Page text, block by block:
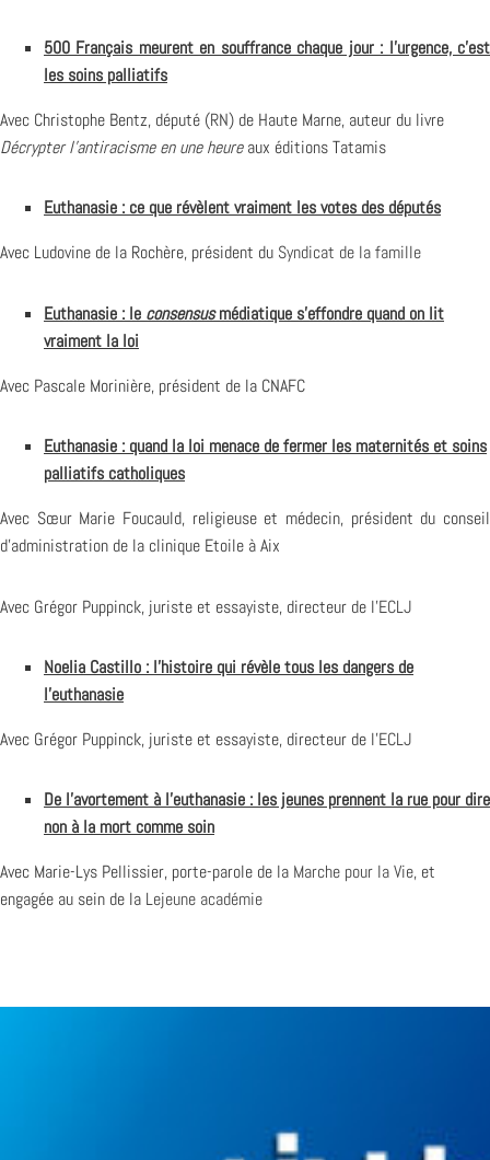
500 Français meurent en souffrance chaque jour : l’urgence, c’est
les soins palliatifs
Avec Christophe Bentz, député (RN) de Haute Marne, auteur du livre
Décrypter l’antiracisme en une heureaux éditions Tatamis
Euthanasie : ce que révèlent vraiment les votes des députés
Avec Ludovine de la Rochère, président du Syndicat de la famille
Euthanasie : le consensusmédiatique s’effondre quand on lit
vraiment la loi
Avec Pascale Morinière, président de la CNAFC
Euthanasie : quand la loi menace de fermer les maternités et soins
palliatifs catholiques
Avec Sœur Marie Foucauld, religieuse et médecin, président du conseil
d’administration de la clinique Etoile à Aix
Avec Grégor Puppinck, juriste et essayiste, directeur de l’ECLJ
Noelia Castillo : l’histoire qui révèle tous les dangers de
l’euthanasie
Avec Grégor Puppinck, juriste et essayiste, directeur de l’ECLJ
De l’avortement à l’euthanasie : les jeunes prennent la rue pour dire
non à la mort comme soin
Avec Marie-Lys Pellissier, porte-parole de la Marche pour la Vie, et
engagée au sein de la Lejeune académie